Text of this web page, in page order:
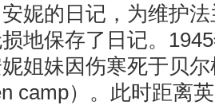
妮的日记，为维护
地保存了日记。
姐妹因伤寒死于贝
camp）。此时距离